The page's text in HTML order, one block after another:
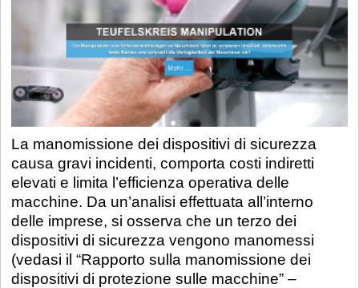
La manomissione dei dispositivi di sicurezza
causa gravi incidenti, comporta costi indiretti
elevati e limita l’efficienza operativa delle
macchine. Da un’analisi effettuata all’interno
delle imprese, si osserva che un terzo dei
dispositivi di sicurezza vengono manomessi
(vedasi il “Rapporto sulla manomissione dei
dispositivi di protezione sulle macchine” –